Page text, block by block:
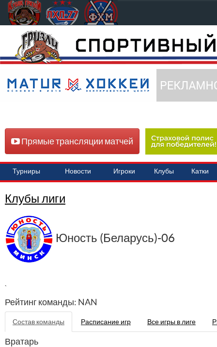
Прямые трансляции матчей
Турниры Новости Игроки Клубы Катки
Клубы лиги
Юность (Беларусь)-06
`
Рейтинг команды: NAN
Состав команды Расписание игр Все игры в лиге
Вратарь